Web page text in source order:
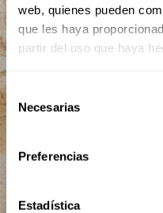
web, quienes pueden
que les haya
partir del uso que haya
Selección
de Necesarias
Preferencias
Estadística